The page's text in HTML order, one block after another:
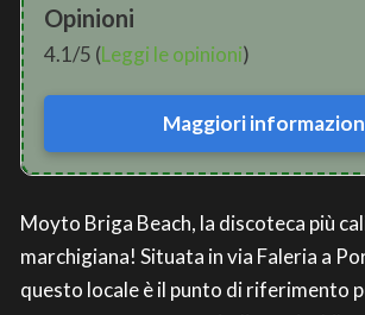
Opinioni
4.1/5 (Leggi le opinioni)
Maggiori
Moyto Briga Beach, la discoteca più
marchigiana! Situata in via Faleria a
questo locale è il punto di riferimento